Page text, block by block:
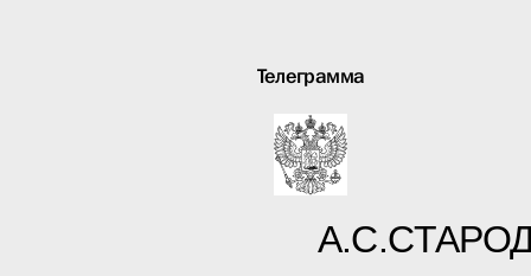
Телеграмма